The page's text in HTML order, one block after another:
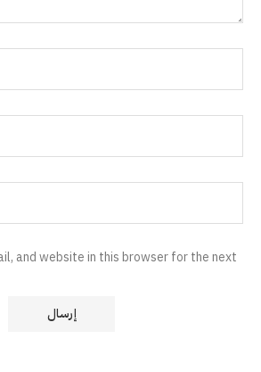
and website in this browser for the next